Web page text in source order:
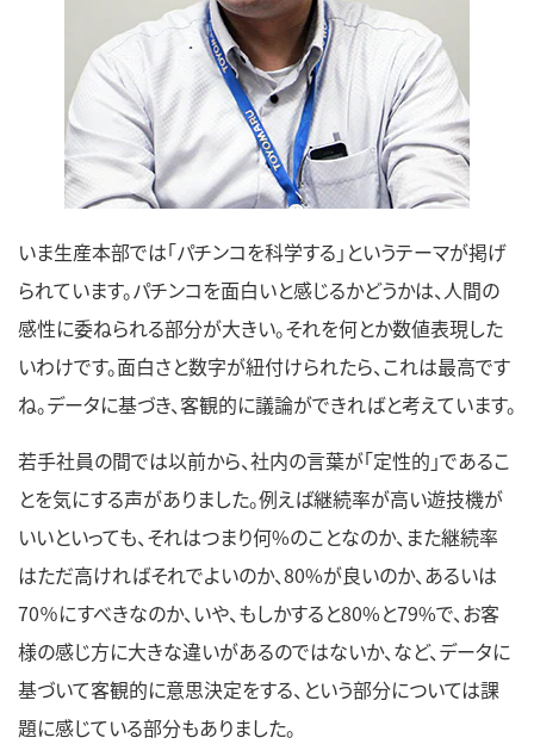
いま生産本部では「パチンコを科学する」というテーマが掲げ
られています。パチンコを面白いと感じるかどうかは、人間の
感性に委ねられる部分が大きい。それを何とか数値表現した
いわけです。面白さと数字が紐付けられたら、これは最高です
ね。データに基づき、客観的に議論ができればと考えています。
若手社員の間では以前から、社内の言葉が「定性的」であるこ
とを気にする声がありました。例えば継続率が高い遊技機が
いいといっても、それはつまり何%のことなのか、また継続率
はただ高ければそれでよいのか、80%が良いのか、あるいは
70％にすべきなのか、いや、もしかすると80%と79%で、お客
様の感じ方に大きな違いがあるのではないか、など、データに
基づいて客観的に意思決定をする、という部分については課
題に感じている部分もありました。